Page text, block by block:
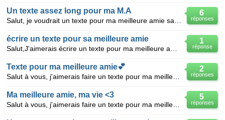
6
réponses
Un texte assez long pour ma M.A
1
réponse
écrire un texte pour sa meilleure amie
2
réponses
Texte pour ma meilleure amie💕
5
réponses
Ma meilleure amie, ma vie <3